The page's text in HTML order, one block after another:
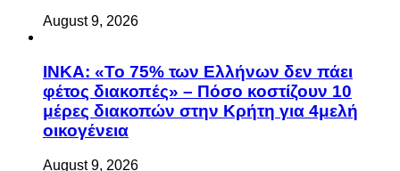
August 9, 2026
ΙΝΚΑ: «Το 75% των Ελλήνων δεν πάει
φέτος διακοπές» – Πόσο κοστίζουν 10
μέρες διακοπών στην Κρήτη για 4μελή
οικογένεια
August 9, 2026